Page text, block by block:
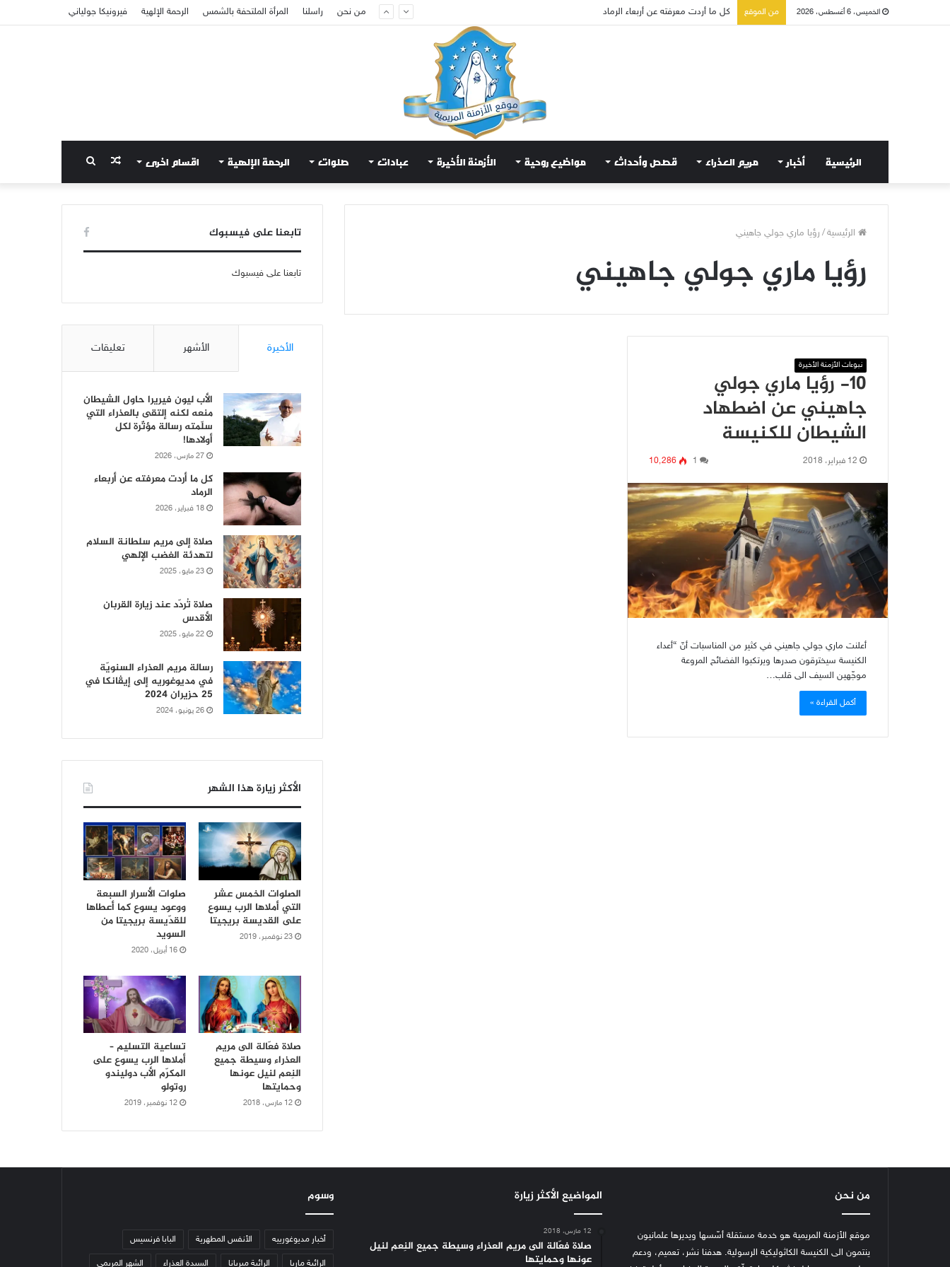
الخميس، 6 أغسطس، 2026 من الموقع كل ما أردت معرفته عن أربعاء الرماد من نحن راسلنا المرأة الملتحفة بالشمس الرحمة الإلهية فيرونيكا جولياني
الرئيسية أخبار مريم العذراء قصص وأحداث مواضيع روحية الأزمنة الأخيرة عبادات صلوات الرحمة الإلهية اقسام اخرى بحث
عن
مقال
عشوائي
الرئيسية/ رؤيا ماري جولي جاهيني
رؤيا ماري جولي جاهيني
نبوءات الأزمنة الأخيرة
10- رؤيا ماري جولي
جاهيني عن اضطهاد
الشيطان للكنيسة
12 فبراير، 2018 1 10٬286
أعلنت ماري جولي جاهيني في كثير من المناسبات أنّ “أعداء
الكنيسة سيخترقون صدرها ويرتكبوا الفضائح المروعة
موجّهين السيف الى قلب…
أكمل القراءة »
تابعنا على فيسبوك
تابعنا على فيسبوك
الأخيرة الأشهر تعليقات
الأب ليون فيريرا حاول الشيطان
منعه لكنه إلتقى بالعذراء التي
سلّمته رسالة مؤثّرة لكل
أولادها!
27 مارس، 2026
كل ما أردت معرفته عن أربعاء
الرماد
18 فبراير، 2026
صلاة إلى مريم سلطانة السلام
لتهدئة الغضب الإلهي
23 مايو، 2025
صلاة تُردّد عند زيارة القربان
الأقدس
22 مايو، 2025
رسالة مريم العذراء السنويّة
في مديوغوريه إلى إيڤانكا في
25 حزيران 2024
26 يونيو، 2024
الأكثر زيارة هذا الشهر
الصلوات الخمس عشر
التي أملاها الرب يسوع
على القديسة بريجيتا
23 نوفمبر، 2019
صلوات الأسرار السبعة
ووعود يسوع كما أعطاها
للقدّيسة بريجيتا من
السويد
16 أبريل، 2020
صلاة فعّالة الى مريم
العذراء وسيطة جميع
النِعم لنيل عونها
وحمايتها
12 مارس، 2018
تساعية التسليم –
أملاها الرب يسوع على
المكرّم الأب دوليندو
روتولو
12 نوفمبر، 2019
من نحن
موقع الأزمنة المريمية هو خدمة مستقلة أسّسها ويديرها علمانيون
ينتمون الى الكنيسة الكاثوليكية الرسولية. هدفنا نشر، تعميم، ودعم
المواضيع الأكثر زيارة
12 مارس، 2018
صلاة فعّالة الى مريم العذراء وسيطة جميع النِعم لنيل
عونها وحمايتها
وسوم
أخبار مديوغورييه الأنفس المطهرية البابا فرنسيس
الرائية ماريا الرائية ميريانا السيدة العذراء الشهر المريمي